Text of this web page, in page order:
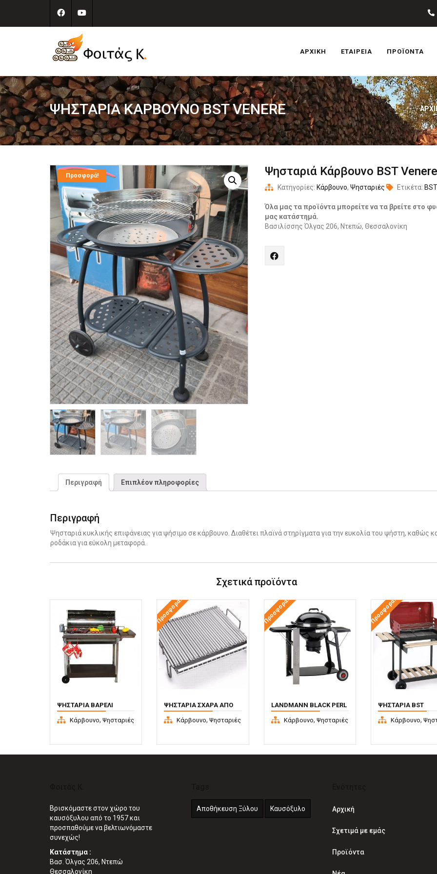
ΑΡΧΙΚΉ ΕΤΑΙΡΕΊΑ ΠΡΟΪΌΝΤΑ
ΨΗΣΤΑΡΙΆ ΚΆΡΒΟΥΝΟ BST VENERE
Προσφορά! Ψησταριά Κάρβουνο BST Venere
Κατηγορίες: Κάρβουνο, Ψησταριές Ετικέτα: BST
Όλα μας τα προϊόντα μπορείτε να τα βρείτε στο
μας κατάστημά.
Βασιλίσσης Όλγας 206, Ντεπώ, Θεσσαλονίκη
"Ψησταριά
Περιγραφή Επιπλέον πληροφορίες
Περιγραφή
Ψησταριά κυκλικής επιφάνειας για ψήσιμο σε κάρβουνο. Διαθέτει πλαϊνά στηρίγματα για την ευκολία του ψήστη, καθώς
ροδάκια για εύκολη μεταφορά.
Σχετικά προϊόντα
ΨΗΣΤΑΡΙΆ ΒΑΡΈΛΙ
ΜΕΓΆΛΟ PITSILOS
Κάρβουνο, Ψησταριές
Προσφορά!
ΨΗΣΤΑΡΙΆ ΣΧΆΡΑ ΑΠΌ
INOX
Κάρβουνο,Ψησταριές
Προσφορά!
LANDMANN BLACK PERL
Κάρβουνο, Ψησταριές
Προσφορά!
ΨΗΣΤΑΡΙΆ BST
MARTINICA
Κάρβουνο,
Βρισκόμαστε στον χώρο του
καυσόξυλου από το 1957 και
προσπαθούμε να βελτιωνόμαστε
συνεχώς!
Κατάστημα :
Βασ. Όλγας 206, Ντεπώ
Θεσσαλονίκη
Αποθήκευση Ξύλου Καυσόξυλο Αρχική
Σχετιμά με εμάς
Προϊόντα